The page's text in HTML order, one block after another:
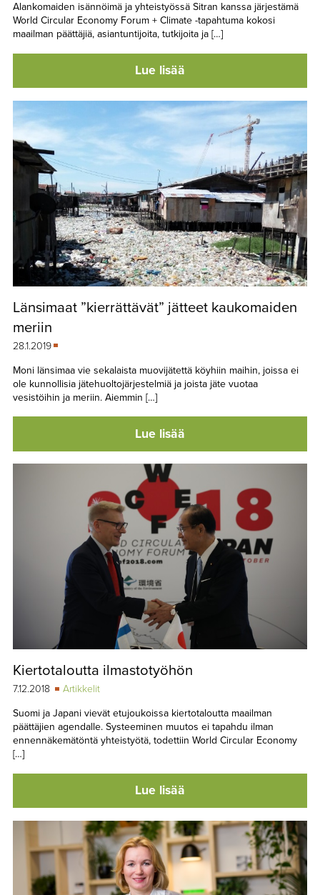
Alankomaiden isännöimä ja yhteistyössä Sitran kanssa järjestämä
World Circular Economy Forum + Climate -tapahtuma kokosi
maailman päättäjiä, asiantuntijoita, tutkijoita ja […]
Lue lisää
Länsimaat ”kierrättävät” jätteet kaukomaiden
meriin
28.1.2019
Moni länsimaa vie sekalaista muovijätettä köyhiin maihin, joissa ei
ole kunnollisia jätehuoltojärjestelmiä ja joista jäte vuotaa
vesistöihin ja meriin. Aiemmin […]
Lue lisää
Kiertotaloutta ilmastotyöhön
7.12.2018
Artikkelit
Suomi ja Japani vievät etujoukoissa kiertotaloutta maailman
päättäjien agendalle. Systeeminen muutos ei tapahdu ilman
ennennäkemätöntä yhteistyötä, todettiin World Circular Economy
[…]
Lue lisää